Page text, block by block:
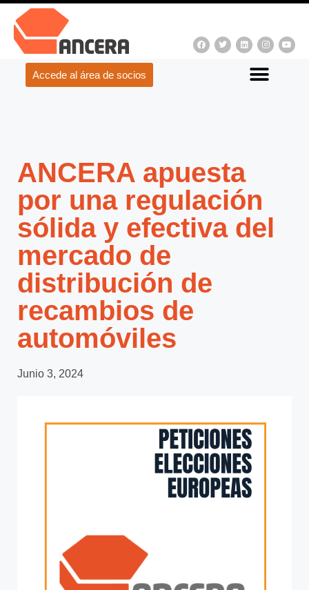
Accede al área de socios
ANCERA apuesta
por una regulación
sólida y efectiva del
mercado de
distribución de
recambios de
automóviles
Junio 3, 2024